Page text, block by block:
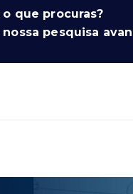
que procuras?
pesquisa